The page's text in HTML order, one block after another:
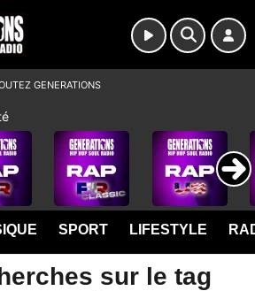
SPORT LIFESTYLE
sur le tag
GENERATIONS